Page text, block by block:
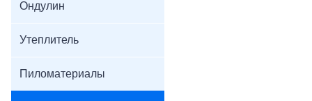
Ондулин
Утеплитель
Пиломатериалы